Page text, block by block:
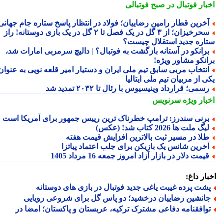
فوتبال در صبح فوتبالی
قطار رامین رضاییان؛ فولاد در انتظار پاسخ ستاره جام جهانی
سحرخیزان؛ از ۳ گل در یک فصل تا ۲ گل در یک بازی دوستانه! راز
جدید استقلال چیست؟
در آستانه بازگشت به فوتبال؟ | دالیچ سرمربی امارات شد،
مشاور ویژه!
مربی سابق تیم ملی ایران و دستیار امیر قلعه نویی به عنوان
از مربیان تیم ملی ایتالیا
قرارداد وینیسیوس با رئال تا ۲۰۳۲ تمدید شد
ویژهسرنویس
سندرز: ترامپ خطرناک ترین رییس جمهور برای آمریکا است
ملت ها 2026 کتاب شد! (عکس)
در مسیر ثبت بالاترین افزایش قیمت هفته
شانس یک بازیکن برای جلب اعتماد پیاتزا
دلار در بازار آزاد امروز جمعه 16 مرداد 1405
داغ:
پرده غیبت یاغی جدید فوتبال در بازی های دوستانه
رضاییان درخشید؛ دو پاس گل برای شروعی رویایی
دفاعی مشترک ترکیه، عربستان و پاکستان؛ امضا در